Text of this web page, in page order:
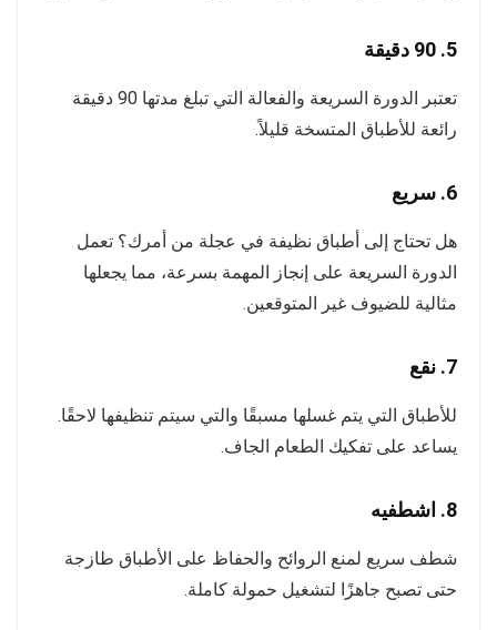
5. 90 دقيقة
تعتبر الدورة السريعة والفعالة التي تبلغ مدتها 90 دقيقة
رائعة للأطباق المتسخة قليلاً.
6. سريع
هل تحتاج إلى أطباق نظيفة في عجلة من أمرك؟ تعمل
الدورة السريعة على إنجاز المهمة بسرعة، مما يجعلها
مثالية للضيوف غير المتوقعين.
7. نقع
للأطباق التي يتم غسلها مسبقًا والتي سيتم تنظيفها لاحقًا.
يساعد على تفكيك الطعام الجاف.
8. اشطفيه
شطف سريع لمنع الروائح والحفاظ على الأطباق طازجة
حتى تصبح جاهزًا لتشغيل حمولة كاملة.